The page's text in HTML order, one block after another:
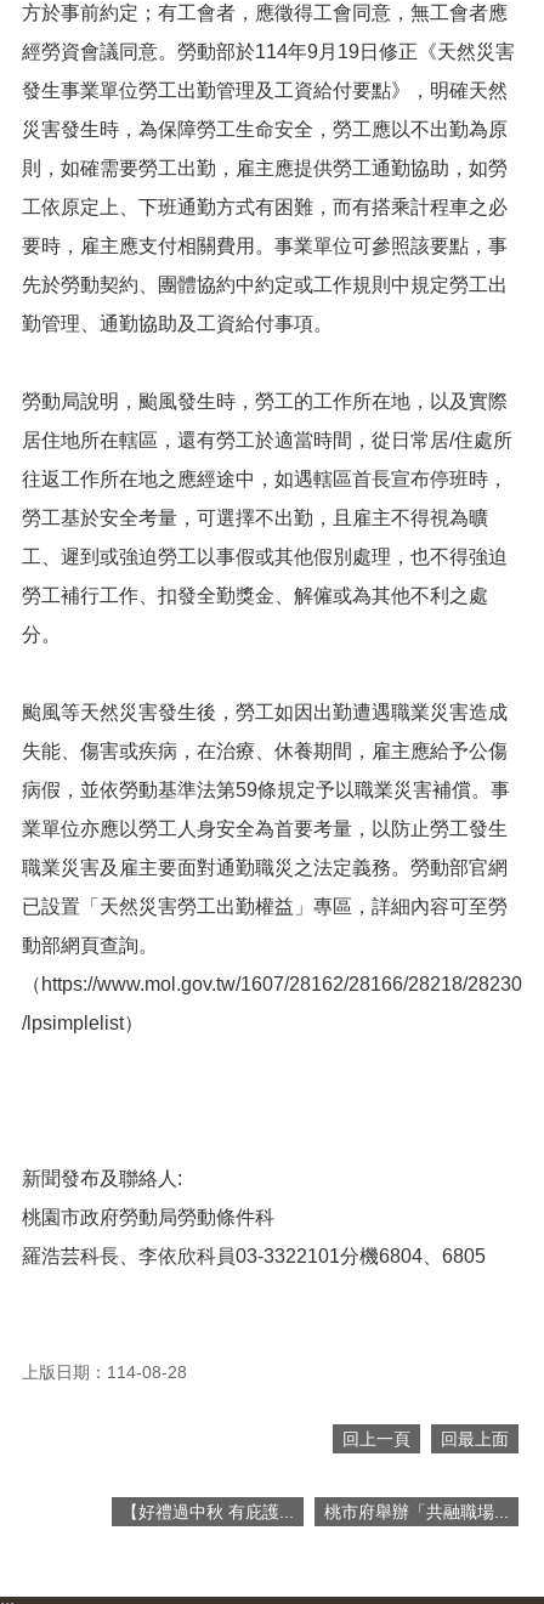
民
服
政
府
資
公
開
檔
案
首
頁
網
站
導
覽
市
箱
常
見
題
園
市
口
網
站
全
策
隱
策
放
方於事前約定；有工會者，應徵得工會同意，無工會者應
經勞資會議同意。勞動部於114年9月19日修正《天然災害
發生事業單位勞工出勤管理及工資給付要點》，明確天然
災害發生時，為保障勞工生命安全，勞工應以不出勤為原
則，如確需要勞工出勤，雇主應提供勞工通勤協助，如勞
工依原定上、下班通勤方式有困難，而有搭乘計程車之必
要時，雇主應支付相關費用。事業單位可參照該要點，事
先於勞動契約、團體協約中約定或工作規則中規定勞工出
勤管理、通勤協助及工資給付事項。
勞動局說明，颱風發生時，勞工的工作所在地，以及實際
居住地所在轄區，還有勞工於適當時間，從日常居/住處所
往返工作所在地之應經途中，如遇轄區首長宣布停班時，
勞工基於安全考量，可選擇不出勤，且雇主不得視為曠
工、遲到或強迫勞工以事假或其他假別處理，也不得強迫
勞工補行工作、扣發全勤獎金、解僱或為其他不利之處
分。
颱風等天然災害發生後，勞工如因出勤遭遇職業災害造成
失能、傷害或疾病，在治療、休養期間，雇主應給予公傷
病假，並依勞動基準法第59條規定予以職業災害補償。事
業單位亦應以勞工人身安全為首要考量，以防止勞工發生
職業災害及雇主要面對通勤職災之法定義務。勞動部官網
已設置「天然災害勞工出勤權益」專區，詳細內容可至勞
動部網頁查詢。
（https://www.mol.gov.tw/1607/28162/28166/28218/28230
/lpsimplelist）
新聞發布及聯絡人:
桃園市政府勞動局勞動條件科
羅浩芸科長、李依欣科員03-3322101分機6804、6805
上版日期：114-08-28
回上一頁 回最上面
【好禮過中秋 有庇護... 桃市府舉辦「共融職場...